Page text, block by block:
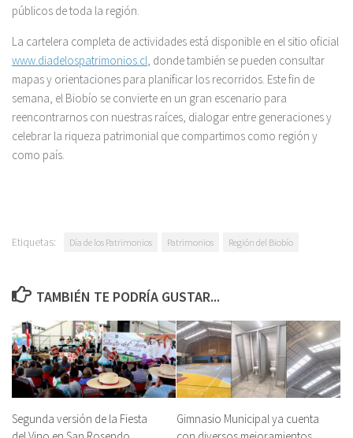
públicos de toda la región.
La cartelera completa de actividades está disponible en el sitio oficial
www.diadelospatrimonios.cl , donde también se pueden consultar
mapas y orientaciones para planificar los recorridos. Este fin de
semana, el Biobío se convierte en un gran escenario para
reencontrarnos con nuestras raíces, dialogar entre generaciones y
celebrar la riqueza patrimonial que compartimos como región y
como país.
Etiquetas: Día de los Patrimonios Patrimonios Región del Biobío
TAMBIÉN TE PODRÍA GUSTAR...
Segunda versión de la Fiesta
Gimnasio Municipal ya cuenta